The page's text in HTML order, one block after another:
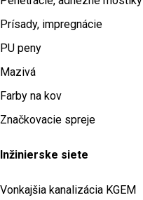
Prísady, impregnácie
PU peny
Mazivá
Farby na kov
Značkovacie spreje
Inžinierske siete
Vonkajšia kanalizácia KGEM